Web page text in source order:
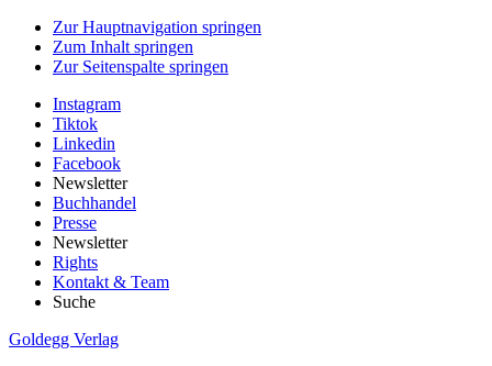
Zur Hauptnavigation springen
Zum Inhalt springen
Zur Seitenspalte springen
Instagram
Tiktok
Linkedin
Facebook
Newsletter
Buchhandel
Presse
Newsletter
Rights
Kontakt & Team
Suche
Goldegg Verlag